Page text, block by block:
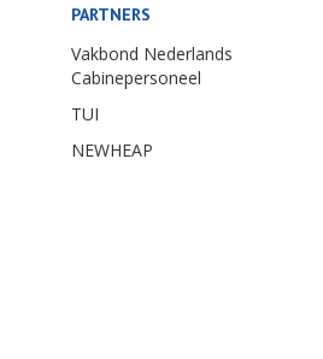
PARTNERS
Vakbond Nederlands
Cabinepersoneel
TUI
NEWHEAP